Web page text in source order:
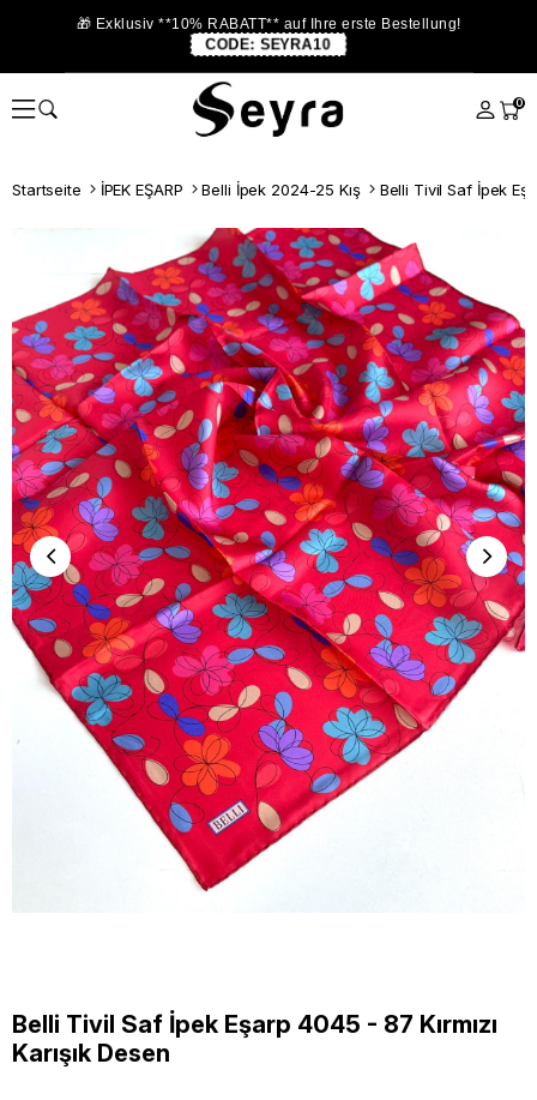
🎁 Exklusiv **10% RABATT** auf Ihre erste Bestellung!
CODE: SEYRA10
0
Startseite İPEK EŞARP Belli İpek 2024-25 Kış Belli Tivil Saf İpek
Belli Tivil Saf İpek Eşarp 4045 - 87 Kırmızı
Karışık Desen